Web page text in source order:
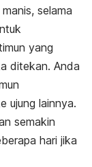
selama
yang
ditekan. Anda
ujung lainnya.
semakin
hari jika